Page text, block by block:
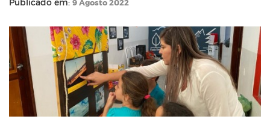
Publicado em: 9 Agosto 2022